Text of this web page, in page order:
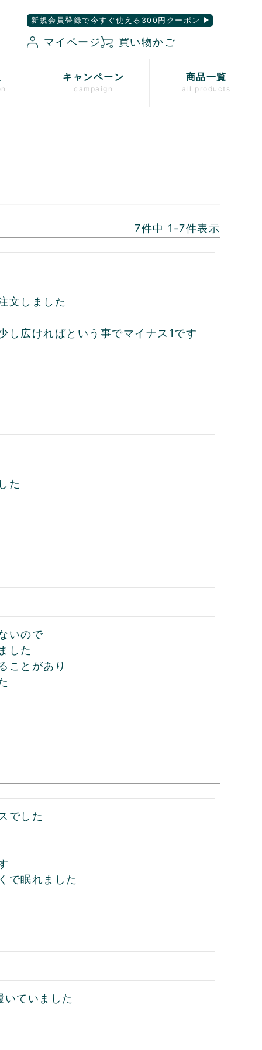
新規会員登録で今すぐ使える300円クーポン
マイページ 買い物かご
キャンペーン
campaign
商品一覧
all products
7件中 1 -7件表示
文しました
し広ければという事でマイナス1です
た
いので
した
ことがあり
でした
で眠れました
ていました